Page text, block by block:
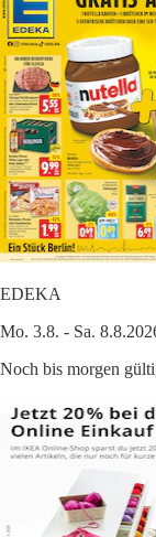
EDEKA
Mo. 3.8. - Sa.
Noch bis morgen